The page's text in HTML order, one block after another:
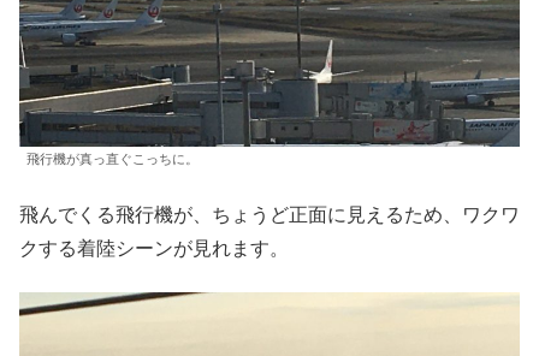
飛行機が真っ直ぐこっちに。
飛んでくる飛行機が、ちょうど正面に見えるため、ワクワ
クする着陸シーンが見れます。